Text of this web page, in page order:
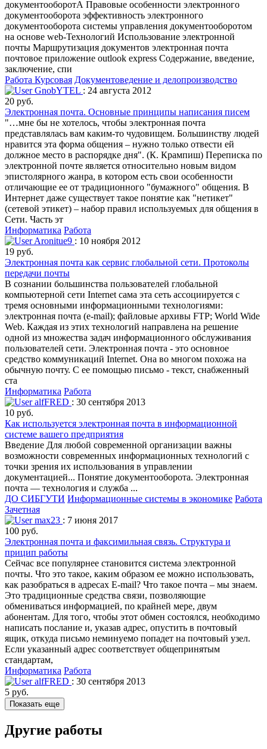
документооборотА Правовые особенности электронного
документооборота эффективность электронного
документооборота системы управления документооборотом
на основе web-Технологий Использование электронной
почты Маршрутизация документов электронная почта
почтовое приложение outlook express Содержание, введение,
заключение, спи
Работа Курсовая Документоведение и делопроизводство
GnobYTEL : 24 августа 2012
20 руб.
Электронная почта. Основные принципы написания писем
"…мне бы не хотелось, чтобы электронная почта
представлялась вам каким-то чудовищем. Большинству людей
нравится эта форма общения – нужно только отвести ей
должное место в распорядке дня". (К. Крампиш) Переписка по
электронной почте является относительно новым видом
эпистолярного жанра, в котором есть свои особенности
отличающие ее от традиционного "бумажного" общения. В
Интернет даже существует такое понятие как "нетикет"
(сетевой этикет) – набор правил используемых для общения в
Сети. Часть эт
Информатика Работа
Aronitue9 : 10 ноября 2012
19 руб.
Электронная почта как сервис глобальной сети. Протоколы
передачи почты
В сознании большинства пользователей глобальной
компьютерной сети Internet сама эта сеть ассоциируется с
тремя основными информационными технологиями:
электронная почта (e-mail); файловые архивы FTP; World Wide
Web. Каждая из этих технологий направлена на решение
одной из множества задач информационного обслуживания
пользователей сети. Электронная почта - это основное
средство коммуникаций Internet. Она во многом похожа на
обычную почту. С ее помощью письмо - текст, снабженный
ста
Информатика Работа
alfFRED : 30 сентября 2013
10 руб.
Как используется электронная почта в информационной
системе вашего предприятия
Введение Для любой современной организации важны
возможности современных информационных технологий с
точки зрения их использования в управлении
документацией... Понятие документооборота. Электронная
почта — технология и служба ...
ДО СИБГУТИ Информационные системы в экономике Работа
Зачетная
max23 : 7 июня 2017
100 руб.
Электронная почта и факсимильная связь. Структура и
прицип работы
Сейчас все популярнее становится система электронной
почты. Что это такое, каким образом ее можно использовать,
как разобраться в адресах E-mail? Что такое почта – мы знаем.
Это традиционные средства связи, позволяющие
обмениваться информацией, по крайней мере, двум
абонентам. Для того, чтобы этот обмен состоялся, необходимо
написать послание и, указав адрес, опустить в поч­товый
ящик, откуда письмо неминуемо попадет на почтовый узел.
Если указанный адрес соответствует общепринятым
стандартам,
Информатика Работа
alfFRED : 30 сентября 2013
5 руб.
Показать еще
Другие работы